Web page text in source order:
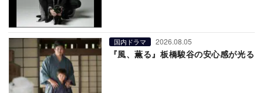
国内ドラマ 2026.08.05
『風、薫る』板橋駿谷の安心感が光る